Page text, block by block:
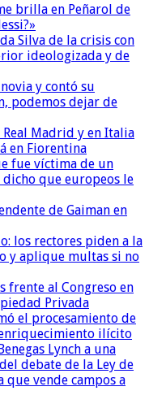
brilla en Peñarol de
Silva de la crisis con
ideologizada y de
y contó su
podemos dejar de
Madrid y en Italia
en Fiorentina
fue víctima de un
que europeos le
de Gaiman en
los rectores piden a la
y aplique multas si no
frente al Congreso en
Privada
el procesamiento de
ilícito
Lynch a una
debate de la Ley de
vende campos a